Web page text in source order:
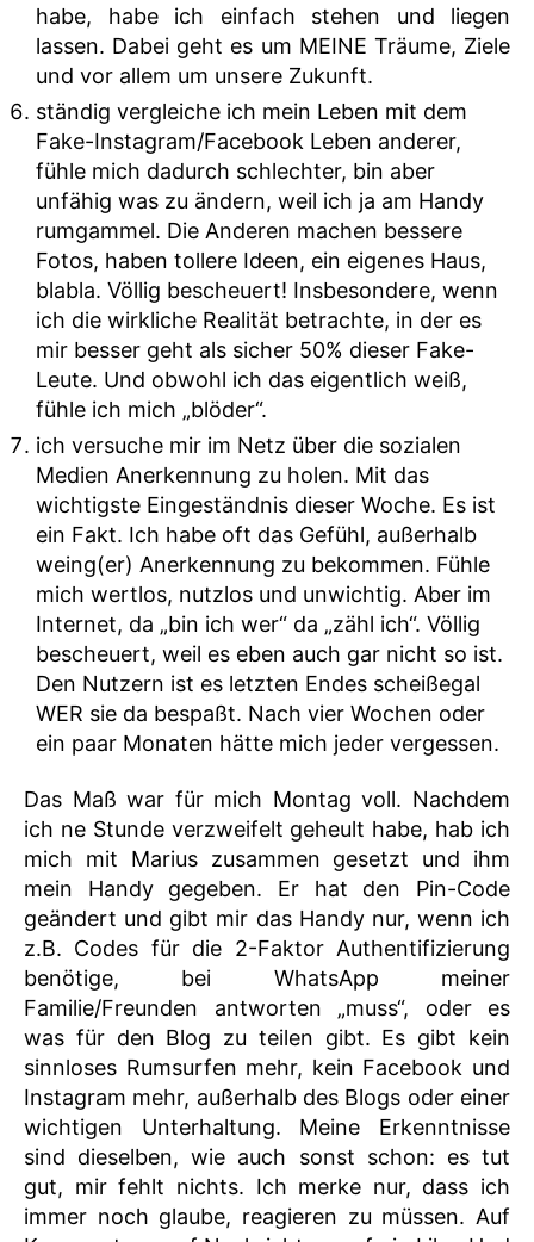
habe, habe ich einfach stehen und liegen
lassen. Dabei geht es um MEINE Träume, Ziele
und vor allem um unsere Zukunft.
ständig vergleiche ich mein Leben mit dem
Fake-Instagram/Facebook Leben anderer,
fühle mich dadurch schlechter, bin aber
unfähig was zu ändern, weil ich ja am Handy
rumgammel. Die Anderen machen bessere
Fotos, haben tollere Ideen, ein eigenes Haus,
blabla. Völlig bescheuert! Insbesondere, wenn
ich die wirkliche Realität betrachte, in der es
mir besser geht als sicher 50% dieser Fake-
Leute. Und obwohl ich das eigentlich weiß,
fühle ich mich „blöder“.
ich versuche mir im Netz über die sozialen
Medien Anerkennung zu holen. Mit das
wichtigste Eingeständnis dieser Woche. Es ist
ein Fakt. Ich habe oft das Gefühl, außerhalb
weing(er) Anerkennung zu bekommen. Fühle
mich wertlos, nutzlos und unwichtig. Aber im
Internet, da „bin ich wer“ da „zähl ich“. Völlig
bescheuert, weil es eben auch gar nicht so ist.
Den Nutzern ist es letzten Endes scheißegal
WER sie da bespaßt. Nach vier Wochen oder
ein paar Monaten hätte mich jeder vergessen.
Das Maß war für mich Montag voll. Nachdem
ich ne Stunde verzweifelt geheult habe, hab ich
mich mit Marius zusammen gesetzt und ihm
mein Handy gegeben. Er hat den Pin-Code
geändert und gibt mir das Handy nur, wenn ich
z.B. Codes für die 2-Faktor Authentifizierung
benötige, bei WhatsApp meiner
Familie/Freunden antworten „muss“, oder es
was für den Blog zu teilen gibt. Es gibt kein
sinnloses Rumsurfen mehr, kein Facebook und
Instagram mehr, außerhalb des Blogs oder einer
wichtigen Unterhaltung. Meine Erkenntnisse
sind dieselben, wie auch sonst schon: es tut
gut, mir fehlt nichts. Ich merke nur, dass ich
immer noch glaube, reagieren zu müssen. Auf